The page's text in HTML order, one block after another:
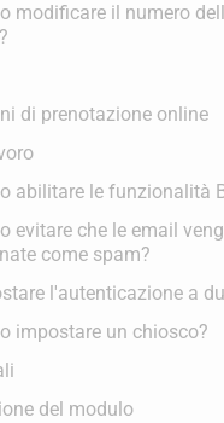
modificare il numero
di prenotazione online
abilitare le funzionalità
evitare che le email
come spam?
l'autenticazione a
impostare un chiosco?
del modulo